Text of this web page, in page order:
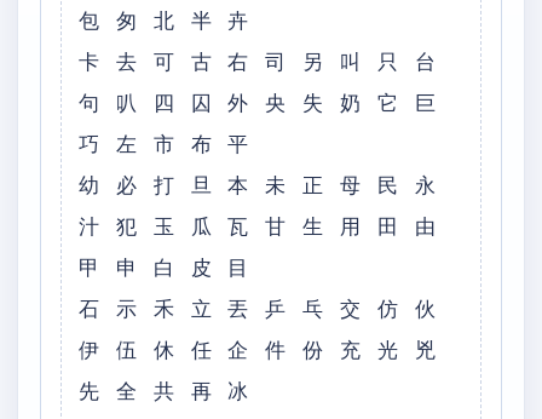
包 匆 北 半 卉
卡 去 可 古 右 司 另 叫 只 台
句 叭 四 囚 外 央 失 奶 它 巨
巧 左 市 布 平
幼 必 打 旦 本 未 正 母 民 永
汁 犯 玉 瓜 瓦 甘 生 用 田 由
甲 申 白 皮 目
石 示 禾 立 丟 乒 乓 交 仿 伙
伊 伍 休 任 企 件 份 充 光 兇
先 全 共 再 冰